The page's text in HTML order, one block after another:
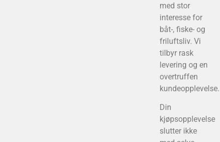
med stor
interesse for
båt-, fiske- og
friluftsliv. Vi
tilbyr rask
levering og en
overtruffen
kundeopplevelse.
Din
kjøpsopplevelse
slutter ikke